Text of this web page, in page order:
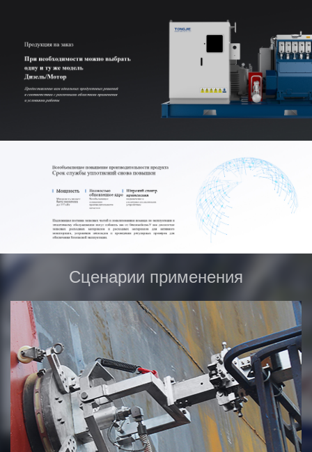
Сценарии применения